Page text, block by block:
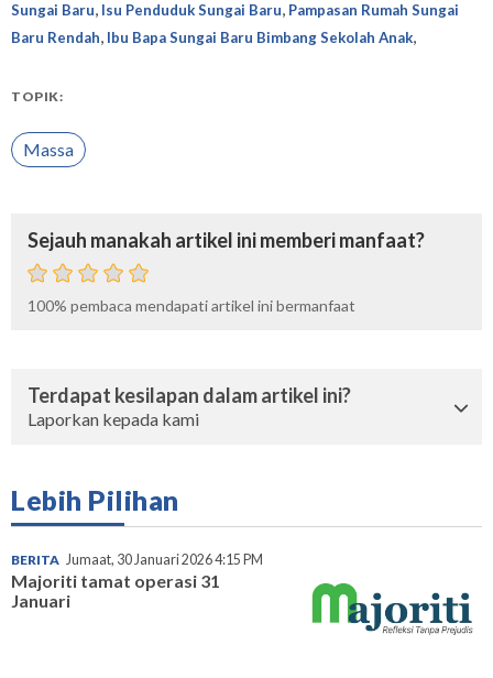
Sungai Baru, Isu Penduduk Sungai Baru, Pampasan Rumah Sungai
Baru Rendah, Ibu Bapa Sungai Baru Bimbang Sekolah Anak,
TOPIK:
Massa
Sejauh manakah artikel ini memberi manfaat?
100% pembaca mendapati artikel ini bermanfaat
Terdapat kesilapan dalam artikel ini?
Laporkan kepada kami
Lebih Pilihan
BERITA Jumaat, 30 Januari 2026 4:15 PM
Majoriti tamat operasi 31
Januari